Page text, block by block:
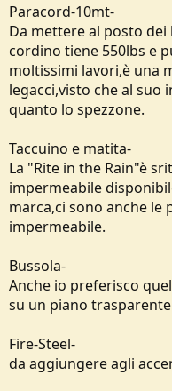
Paracord-10mt-
Da mettere al posto dei
cordino tiene 550lbs e
moltissimi lavori,è una
legacci,visto che al suo
quanto lo spezzone.
Taccuino e matita-
La "Rite in the Rain"è
impermeabile
marca,ci sono anche le
impermeabile.
Bussola-
Anche io preferisco
su un piano
Fire-Steel-
da aggiungere agli